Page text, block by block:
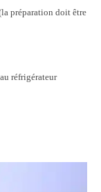
préparation doit être
réfrigérateur